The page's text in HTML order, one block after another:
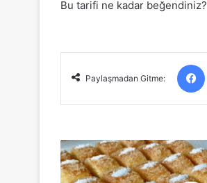
Bu tarifi ne kadar beğendiniz?
Paylaşmadan Gitme:
İrmikli
Hindistan
Cevizli